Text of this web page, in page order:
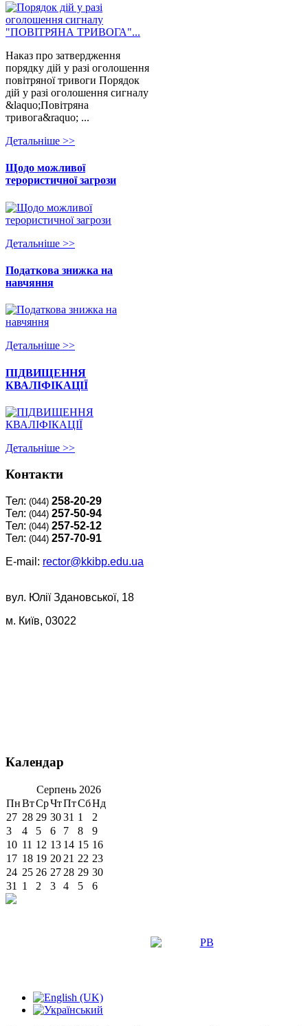
Наказ про затвердження
порядку дій у разі оголошення
повітряної тривоги Порядок
дій у разі оголошення сигналу
&laquo;Повітряна
тривога&raquo; ...
Детальнiше >>
Щодо можливої
терористичної загрози
Детальнiше >>
Податкова знижка на
навчяння
Детальнiше >>
ПІДВИЩЕННЯ
КВАЛІФІКАЦІЇ
Детальнiше >>
Контакти
Тел: (044) 258-20-29
Тел: (044) 257-50-94
Тел: (044) 257-52-12
Тел: (044) 257-70-91
E-mail: rector@kkibp.edu.ua
вул. Юлії Здановської, 18
м. Київ, 03022
Календар
Серпень 2026
ПнВтСрЧтПтСбНд
27 28 29 3031 1
2
3
4 5 6 7 8
9
10 11 12 13 14 15 16
17 18 19 20 21 22 23
24 25 26 27 28 29 30
31
1 2 3 4 5 6